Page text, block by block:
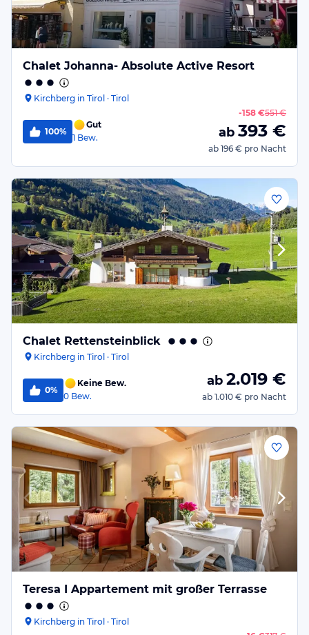
Chalet Johanna- Absolute Active Resort
Kirchberg in Tirol · Tirol
100%
Gut
1 Bew.
-158 €551 €
ab 393 €
ab 196 € pro Nacht
Chalet Rettensteinblick
Kirchberg in Tirol · Tirol
0%
Keine Bew.
0 Bew.
ab 2.019 €
ab 1.010 € pro Nacht
Teresa I Appartement mit großer Terrasse
Kirchberg in Tirol · Tirol